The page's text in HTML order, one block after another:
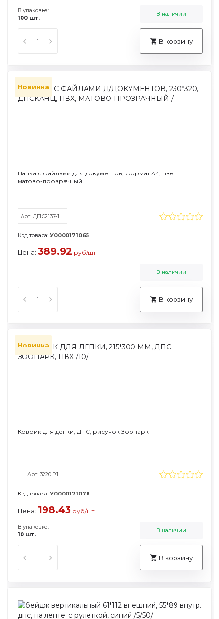
В упаковке:
100 шт.
В наличии
В корзину
Новинка
Папка с файлами для документов, формат А4, цвет
матово-прозрачный
Арт. ДПС2137-130
Код товара: У0000171065
Цена: 389.92 руб/шт
В наличии
В корзину
Новинка
Коврик для депки, ДПС, рисунок Зоопарк
Арт. 3220.P1
Код товара: У0000171078
Цена: 198.43 руб/шт
В упаковке:
10 шт.
В наличии
В корзину